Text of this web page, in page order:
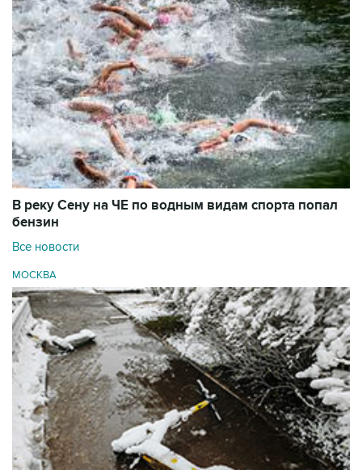
В реку Сену на ЧЕ по водным видам спорта попал
бензин
Все новости
МОСКВА